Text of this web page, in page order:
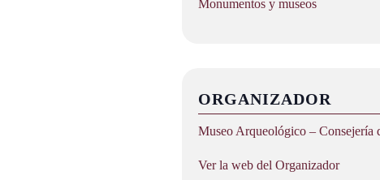
Monumentos y museos
ORGANIZADOR
Museo Arqueológico – Consejería
Ver la web del Organizador